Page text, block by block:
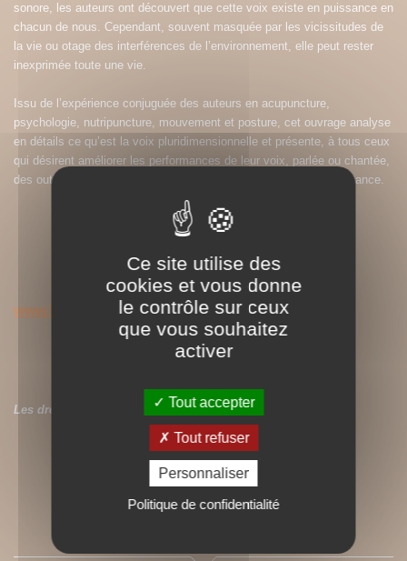
sonore, les auteurs ont découvert que cette voix existe en puissance en
chacun de nous. Cependant, souvent masquée par les vicissitudes de
la vie ou otage des interférences de l’environnement, elle peut rester
inexprimée toute une vie.
Issu de l’expérience conjuguée des auteurs en acupuncture,
psychologie, nutripuncture, mouvement et posture, cet ouvrage analyse
en détails ce qu’est la voix pluridimensionnelle et présente, à tous ceux
qui désirent améliorer les performances de leur voix, parlée ou chantée,
des outils simples pour y accéder, à tout âge et en toute circonstance.
www.human-voice.com
Les droits de traduction de ce titre sont disponibles.
Ce site utilise des
cookies et vous donne
le contrôle sur ceux
que vous souhaitez
activer
Tout accepter
Tout refuser
Personnaliser
Politique de confidentialité